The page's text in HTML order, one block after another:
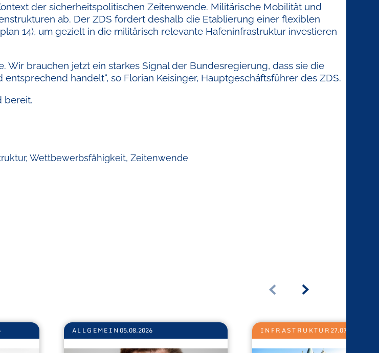
der sicherheitspolitischen Zeitenwende. Militärische Mobilität und
ab. Der ZDS fordert deshalb die Etablierung einer flexiblen
14), um gezielt in die militärisch relevante Hafeninfrastruktur investieren
brauchen jetzt ein starkes Signal der Bundesregierung, dass sie die
handelt“, so Florian Keisinger, Hauptgeschäftsführer des ZDS.
bereit.
, Wettbewerbsfähigkeit, Zeitenwende
ALLGEMEIN 05.08.2026 INFRASTRUKTUR 27.07.2026